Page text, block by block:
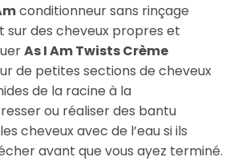
conditionneur sans rinçage
sur des cheveux propres et
As I Am Twists Crème
de petites sections de cheveux
de la racine à la
ou réaliser des bantu
cheveux avec de l’eau si ils
avant que vous ayez terminé.